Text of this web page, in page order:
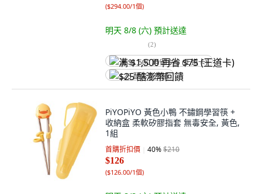
($294.00/1個)
明天 8/8 (六) 預計送達
(2)
满 $1,500 再省 $75 (王道卡)
$25 酷澎幣回饋
PiYOPiYO 黃色小鴨 不鏽鋼學習筷 +
收納盒 柔軟矽膠指套 無毒安全, 黃色,
1組
首購折扣價 40%$210
$126
($126.00/1個)